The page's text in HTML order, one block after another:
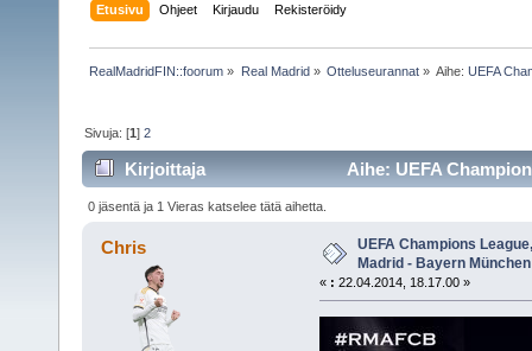
Etusivu Ohjeet Kirjaudu Rekisteröidy
RealMadridFIN::foorum » Real Madrid» Otteluseurannat» Aihe:UEFA
Sivuja: [1]2
Kirjoittaja
Aihe: UEFA
(Luettu 9361 kertaa)
0 jäsentä ja 1 Vieras katselee tätä aihetta.
Chris
UEFA Champions
Madrid - Bayern München
« : 22.04.2014, 18.17.00 »